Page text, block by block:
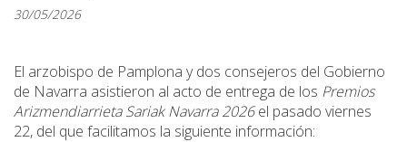
30/05/2026
El arzobispo de Pamplona y dos consejeros del Gobierno
de Navarra asistieron al acto de entrega de los Premios
Arizmendiarrieta Sariak Navarra 2026el pasado viernes
22, del que facilitamos la siguiente información: